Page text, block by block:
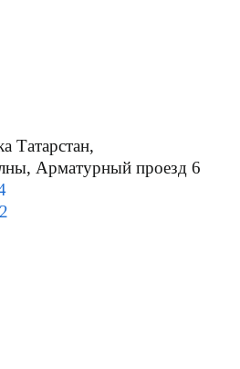
Татарстан,
Арматурный проезд 6